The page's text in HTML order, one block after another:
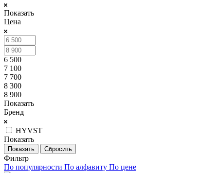
Показать
Цена
6 500
7 100
7 700
8 300
8 900
Показать
Бренд
HYVST
Показать
Сбросить
Фильтр
По популярности По алфавиту По цене